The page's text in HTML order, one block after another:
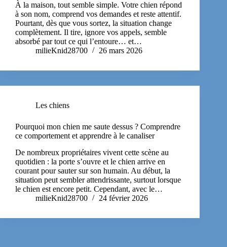
À la maison, tout semble simple. Votre chien répond
à son nom, comprend vos demandes et reste attentif.
Pourtant, dès que vous sortez, la situation change
complètement. Il tire, ignore vos appels, semble
absorbé par tout ce qui l’entoure… et…
milieKnid28700
26 mars 2026
Les chiens
Pourquoi mon chien me saute dessus ? Comprendre
ce comportement et apprendre à le canaliser
De nombreux propriétaires vivent cette scène au
quotidien : la porte s’ouvre et le chien arrive en
courant pour sauter sur son humain. Au début, la
situation peut sembler attendrissante, surtout lorsque
le chien est encore petit. Cependant, avec le…
milieKnid28700
24 février 2026